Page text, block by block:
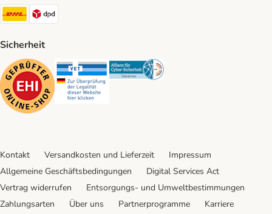
DHL Shipping Method
Sicherheit
Security Security Security
Kontakt Versandkosten und Lieferzeit
Impressum
Allgemeine Geschäftsbedingungen
Digital Services Act
Vertrag widerrufen
Entsorgungs- und Umweltbestimmungen
Zahlungsarten
Über uns Partnerprogramme
Karriere